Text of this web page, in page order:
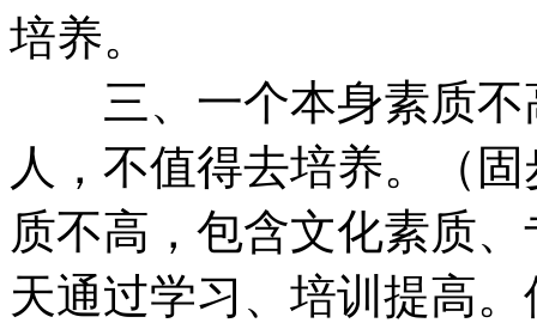
培养。
三、一个本身素质不
人，不值得去培养。（
质不高，包含文化素质
天通过学习、培训提高